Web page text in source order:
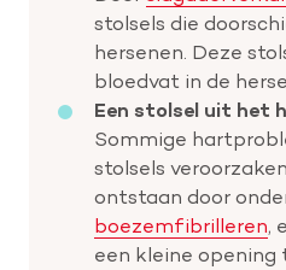
stolsels die
hersenen. Deze
bloedvat in de
Een stolsel uit het
Sommige
stolsels
ontstaan door
boezemfibrilleren,
een kleine opening